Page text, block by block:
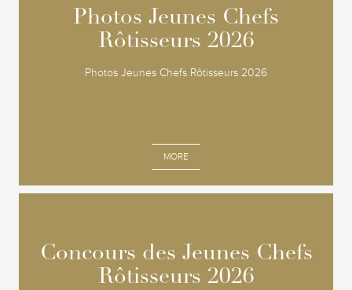
Photos Jeunes Chefs
Rôtisseurs 2026
Photos Jeunes Chefs Rôtisseurs 2026
MORE
Photos Jeunes Chefs
Rôtisseurs 2026
Concours des Jeunes Chefs
Rôtisseurs 2026
Concours des Jeunes Chefs
Rôtisseurs 2026